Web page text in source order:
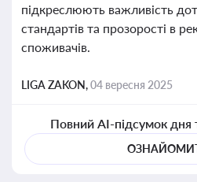
підкреслюють важливість
стандартів та прозорості в
споживачів.
LIGA ZAKON,04 вересня 2025
Повний AI-підсумок дня